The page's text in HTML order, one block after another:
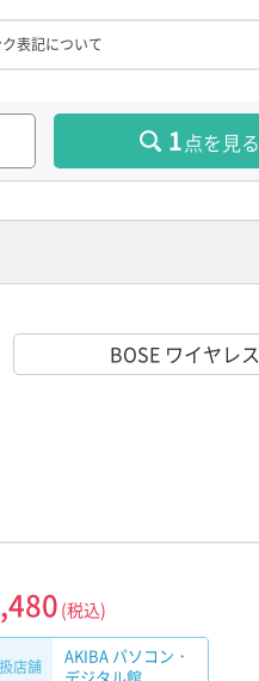
表記について
1点を見る
BOSE ワイヤレス
(税込)
店舗
AKIBA パソコン・